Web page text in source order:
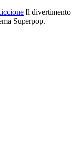
Il divertimento
Superpop.